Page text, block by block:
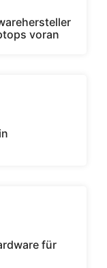
voran
für